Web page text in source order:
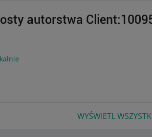
autorstwa
WYŚWIETL